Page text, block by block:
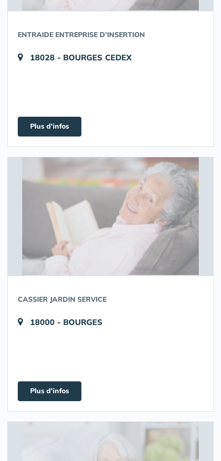
ENTRAIDE ENTREPRISE D’INSERTION
18028 - BOURGES CEDEX
Plus d'infos
CASSIER JARDIN SERVICE
18000 - BOURGES
Plus d'infos